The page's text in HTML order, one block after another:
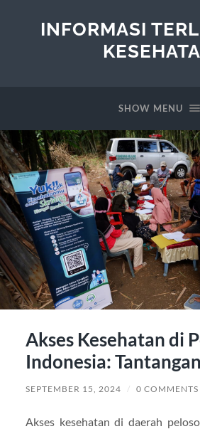
INFORMASI
SHOW MENU
Akses Kesehatan di
Indonesia:
SEPTEMBER 15, 2024 / 0 COMMENTS
Akses kesehatan di daerah